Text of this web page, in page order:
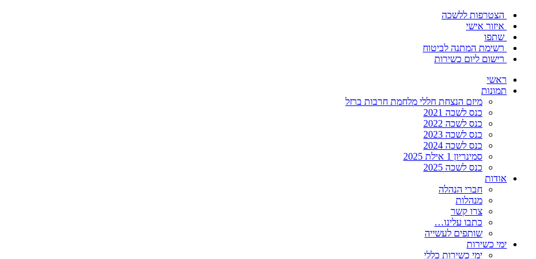
הצטרפות ללשכה
איזור אישי
שתפו
רשימת המתנה לביטוח
רישום ליום כשירות
ראשי
תמונות
מיזם הנצחת חללי מלחמת חרבות ברזל
כנס לשכה 2021
כנס לשכה 2022
כנס לשכה 2023
כנס לשכה 2024
סמינריון 1 אילת 2025
כנס לשכה 2025
אודות
חברי הנהלה
מנהלות
צרו קשר
כתבו עלינו…
שותפים לעשייה
ימי כשירות
ימי כשירות כללי